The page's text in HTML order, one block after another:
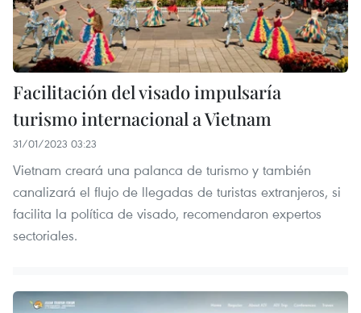
Facilitación del visado impulsaría
turismo internacional a Vietnam
31/01/2023 03:23
Vietnam creará una palanca de turismo y también
canalizará el flujo de llegadas de turistas extranjeros, si
facilita la política de visado, recomendaron expertos
sectoriales.